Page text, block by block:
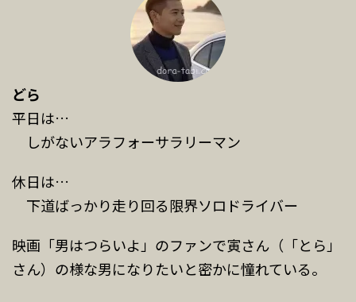
どら
平日は…
しがないアラフォーサラリーマン
休日は…
下道ばっかり走り回る限界ソロドライバー
映画「男はつらいよ」のファンで寅さん（「とら」
さん）の様な男になりたいと密かに憧れている。